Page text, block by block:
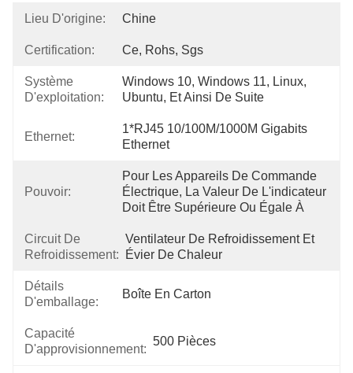
Lieu D'origine: Chine
Certification: Ce, Rohs, Sgs
Système
D'exploitation:
Windows 10, Windows 11, Linux,
Ubuntu, Et Ainsi De Suite
Ethernet:
1*RJ45 10/100M/1000M Gigabits
Ethernet
Pouvoir:
Pour Les Appareils De Commande
Électrique, La Valeur De L'indicateur
Doit Être Supérieure Ou Égale À
Circuit De
Refroidissement:
Ventilateur De Refroidissement Et
Évier De Chaleur
Détails
D'emballage:
Boîte En Carton
Capacité
D'approvisionnement:
500 Pièces